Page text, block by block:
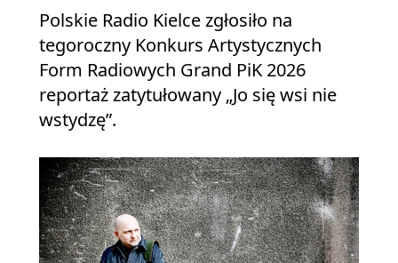
Polskie Radio Kielce zgłosiło na
tegoroczny Konkurs Artystycznych
Form Radiowych Grand PiK 2026
reportaż zatytułowany „Jo się wsi nie
wstydzę”.